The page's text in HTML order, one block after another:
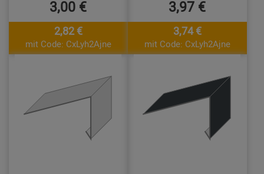
3,00 €
2,82 €
mit Code: CxLyh2Ajne
3,97 €
3,74 €
mit Code: CxLyh2Ajne